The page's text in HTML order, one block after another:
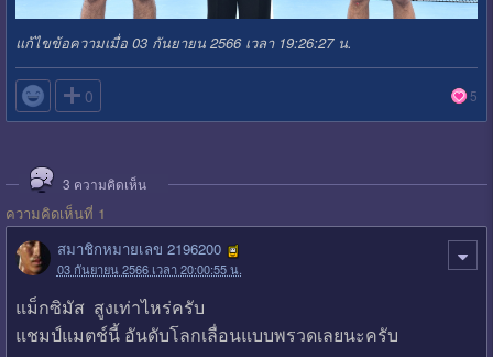
แก้ไขข้อความเมื่อ 03 กันยายน 2566 เวลา 19:26:27 น.
 0 5
3 ความคิดเห็น
ความคิดเห็นที่ 1
สมาชิกหมายเลข 2196200
03 กันยายน 2566 เวลา 20:00:55 น.
แม็กซิมัส สูงเท่าไหร่ครับ
แชมป์แมตช์นี้ อันดับโลกเลื่อนแบบพรวดเลยนะครับ